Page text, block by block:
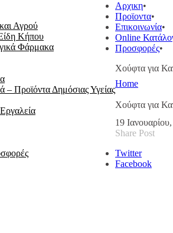
Αγρού
Κήπου
Φάρμακα
– Προϊόντα Δημόσιας Υγείας
Αρχικη
Προϊοντα
Επικοινωνία
Online
Προσφορές
Home
Χούφτα για
Χούφτα για
19
Share Post
Twitter
Facebook